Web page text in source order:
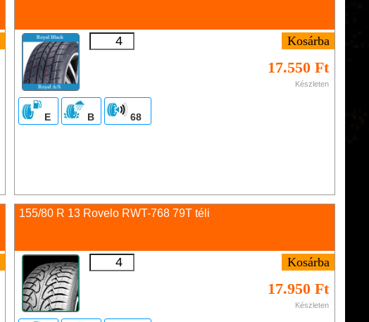
17.550 Ft
Készleten
E B 68
155/80 R 13 Rovelo RWT-768 79T téli
17.950 Ft
Készleten